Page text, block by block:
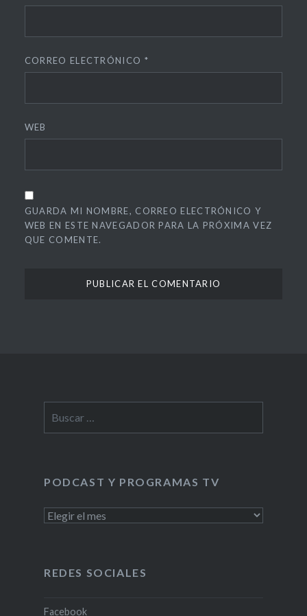
CORREO ELECTRÓNICO *
WEB
GUARDA MI NOMBRE, CORREO ELECTRÓNICO Y
WEB EN ESTE NAVEGADOR PARA LA PRÓXIMA VEZ
QUE COMENTE.
PODCAST Y PROGRAMAS TV
PODCAST
REDES SOCIALES
Facebook